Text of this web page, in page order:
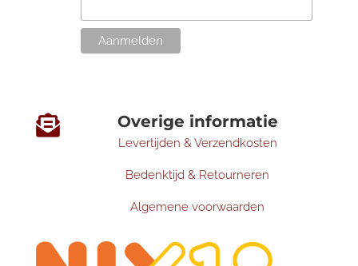
 Overige informatie
Levertijden & Verzendkosten
Bedenktijd & Retourneren
Algemene voorwaarden